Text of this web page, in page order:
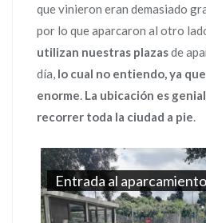
que vinieron eran demasiado
por lo que aparcaron al otro
utilizan nuestras plazasde
día, lo cual no entiendo, ya
enorme. La ubicación es genial
recorrer toda la ciudad a pie.
Entrada al aparcamiento